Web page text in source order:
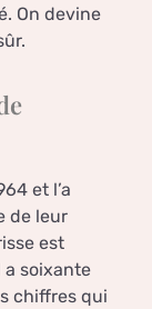
On devine
et l’a
de leur
est
a soixante
chiffres qui